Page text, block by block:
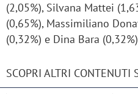
(2,05%), Silvana Mattei
(0,65%), Massimiliano
(0,32%) e Dina Bara
SCOPRI ALTRI CONTENUTI